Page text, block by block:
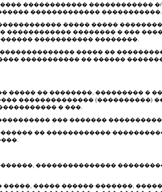
������������ ������������
������������� �����������.
����� �����
������������ �������� � ���
����������� ��������.
����� ��
����������� �� ������
����� �� ��������, ��������� �
�������������� (����������)
� ���.
��� �������
�� ������������
���������������
����� ������ �������,